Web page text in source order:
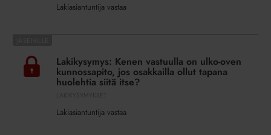
hävittäminen?Lakiasiantuntija vastaa
Kenen
vastuulla
Lakikysymys: Kenen vastuulla on ulko-oven
kunnossapito, jos osakkailla ollut tapana
huolehtia siitä itse?
Lakiasiantuntija vastaa